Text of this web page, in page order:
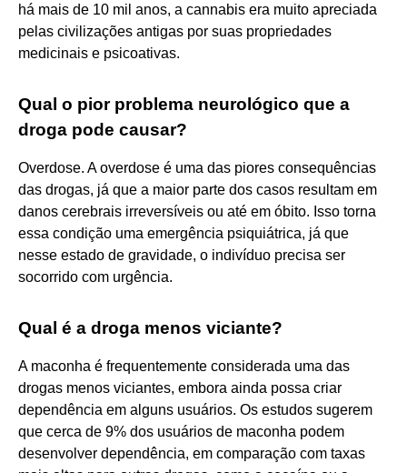
há mais de 10 mil anos, a cannabis era muito apreciada
pelas civilizações antigas por suas propriedades
medicinais e psicoativas.
Qual o pior problema neurológico que a
droga pode causar?
Overdose. A overdose é uma das piores consequências
das drogas, já que a maior parte dos casos resultam em
danos cerebrais irreversíveis ou até em óbito. Isso torna
essa condição uma emergência psiquiátrica, já que
nesse estado de gravidade, o indivíduo precisa ser
socorrido com urgência.
Qual é a droga menos viciante?
A maconha é frequentemente considerada uma das
drogas menos viciantes, embora ainda possa criar
dependência em alguns usuários. Os estudos sugerem
que cerca de 9% dos usuários de maconha podem
desenvolver dependência, em comparação com taxas